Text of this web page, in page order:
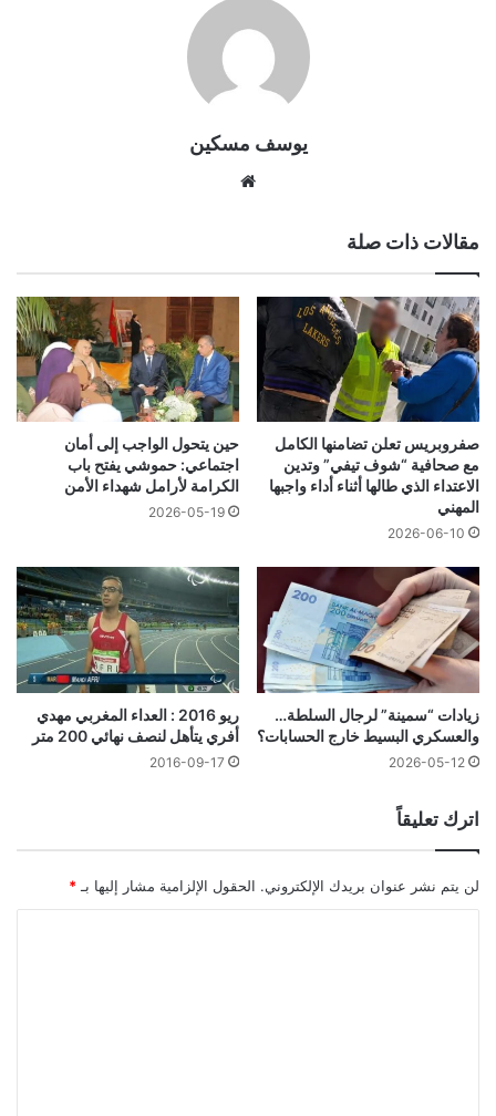
يوسف مسكين
مقالات ذات صلة
صفروبريس تعلن تضامنها الكامل
مع صحافية “شوف تيفي” وتدين
الاعتداء الذي طالها أثناء أداء واجبها
المهني
2026-06-10
حين يتحول الواجب إلى أمان
اجتماعي: حموشي يفتح باب
الكرامة لأرامل شهداء الأمن
2026-05-19
زيادات “سمينة” لرجال السلطة…
والعسكري البسيط خارج الحسابات؟
2026-05-12
ريو 2016 : العداء المغربي مهدي
أفري يتأهل لنصف نهائي 200 متر
2016-09-17
اترك تعليقاً
لن يتم نشر عنوان بريدك الإلكتروني. الحقول الإلزامية مشار إليها بـ *